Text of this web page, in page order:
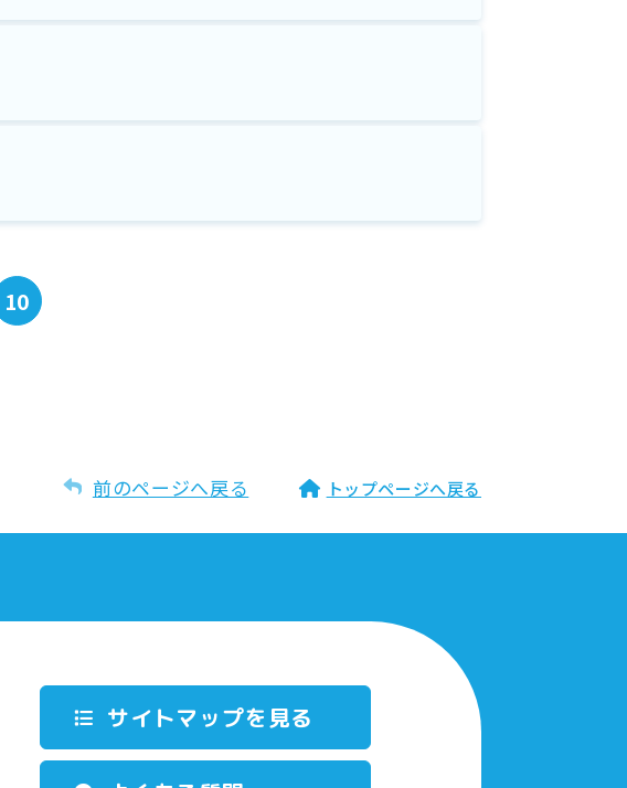
10
前のページへ戻る トップページへ戻る
サイトマップを⾒る